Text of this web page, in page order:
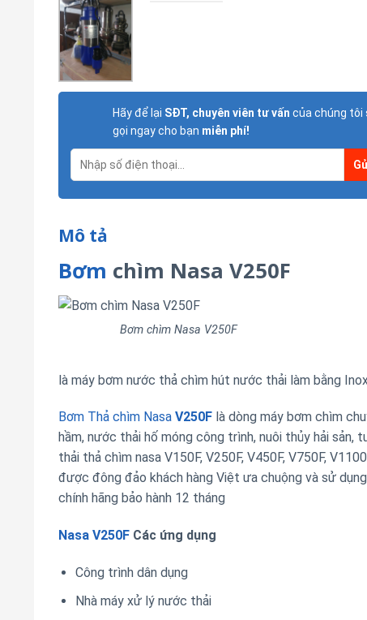
Hãy để lại SĐT, chuyên viên tư vấn của chúng tôi
gọi ngay cho bạn miễn phí!
Mô tả
Bơm chìm Nasa V250F
Bơm chìm Nasa V250F
là máy bơm nước thả chìm hút nước thải làm bằng
Bơm Thả chìm Nasa V250F là dòng máy bơm chìm
hầm, nước thải hố móng công trình, nuôi thủy hải
thải thả chìm nasa V150F, V250F, V450F, V750F,
được đông đảo khách hàng Việt ưa chuộng và sử
chính hãng bảo hành 12 tháng
Nasa V250F Các ứng dụng
Công trình dân dụng
Nhà máy xử lý nước thải